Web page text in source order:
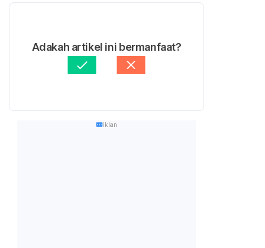
Adakah artikel ini bermanfaat?
Iklan